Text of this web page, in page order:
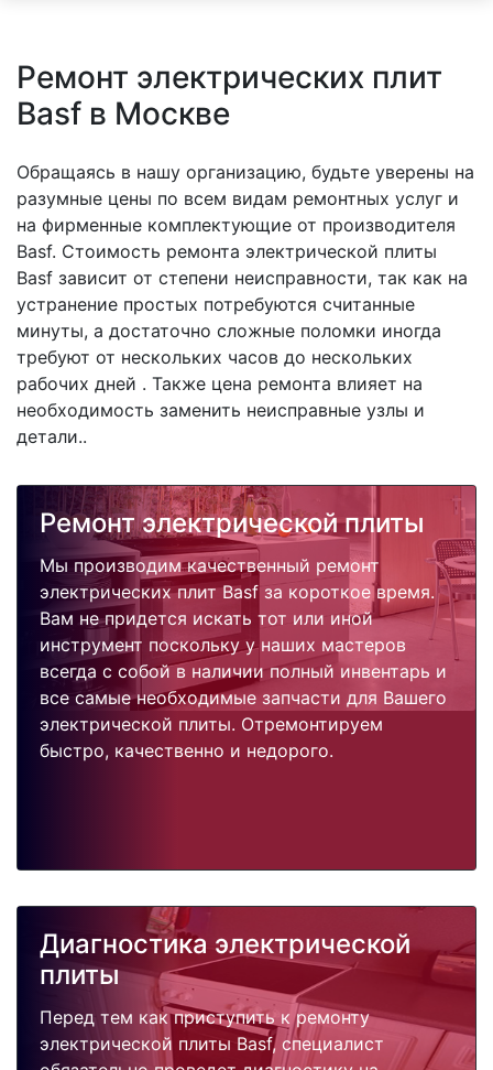
Ремонт электрических плит
Basf в Москве
Обращаясь в нашу организацию, будьте уверены на
разумные цены по всем видам ремонтных услуг и
на фирменные комплектующие от производителя
Basf. Стоимость ремонта электрической плиты
Basf зависит от степени неисправности, так как на
устранение простых потребуются считанные
минуты, а достаточно сложные поломки иногда
требуют от нескольких часов до нескольких
рабочих дней . Также цена ремонта влияет на
необходимость заменить неисправные узлы и
детали..
Ремонт электрической плиты
Мы производим качественный ремонт
электрических плит Basf за короткое время.
Вам не придется искать тот или иной
инструмент поскольку у наших мастеров
всегда с собой в наличии полный инвентарь и
все самые необходимые запчасти для Вашего
электрической плиты. Отремонтируем
быстро, качественно и недорого.
Диагностика электрической
плиты
Перед тем как приступить к ремонту
электрической плиты Basf, специалист